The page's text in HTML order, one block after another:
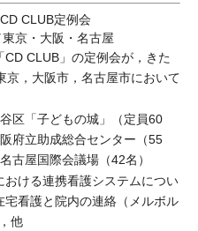
CLUB定例会
京・大阪・名古屋
CLUB」の定例会が，きた
，大阪市，名古屋市において
区「子どもの城」（定員60
府立助成総合センター（55
古屋国際会議場（42名）
おける連携看護システムについ
看護と院内の連絡（メルボル
他